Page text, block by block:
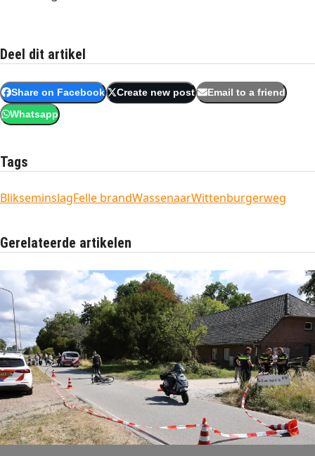
Deel dit artikel
Share on Facebook Create new post Email to a friend
Whatsapp
Tags
BlikseminslagFelle brandWassenaarWittenburgerweg
Gerelateerde artikelen